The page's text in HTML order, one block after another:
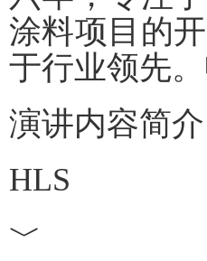
涂料项目的
于行业领先
演讲内容简介
HLS
﹀